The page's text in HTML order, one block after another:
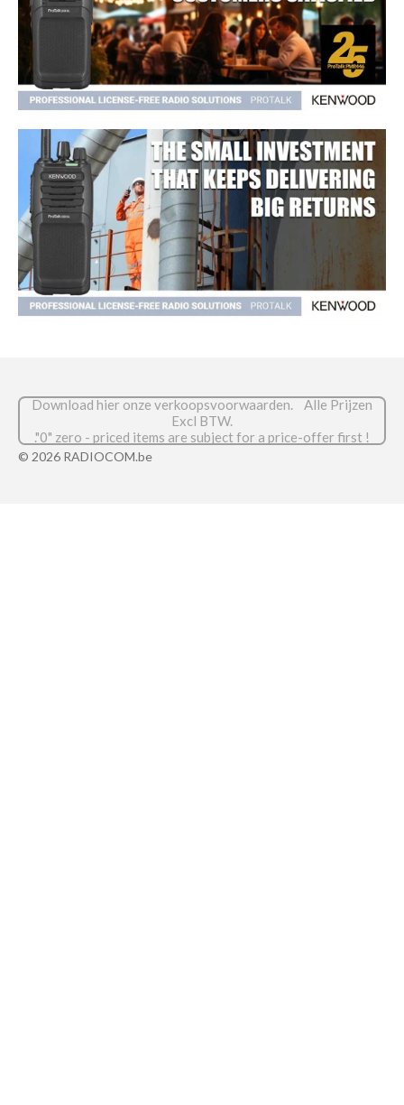
Download hier onze verkoopsvoorwaarden. Alle Prijzen
Excl BTW.
."0" zero - priced items are subject for a price-offer first !
© 2026 RADIOCOM.be